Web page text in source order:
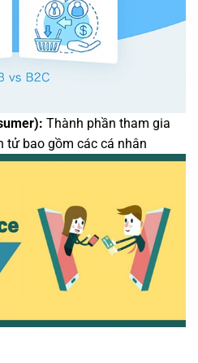
Thành phần tham gia
tử bao gồm các cá nhân